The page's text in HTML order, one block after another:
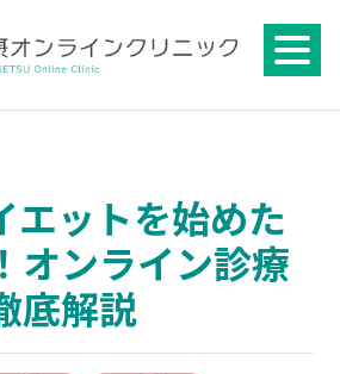
エットを始めた
オンライン診療
底解説